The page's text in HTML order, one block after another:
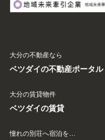
大分の不動産なら
ベツダイの不動産ポータル
大分の賃貸物件
ベツダイの賃貸
憧れの別荘へ宿泊を…